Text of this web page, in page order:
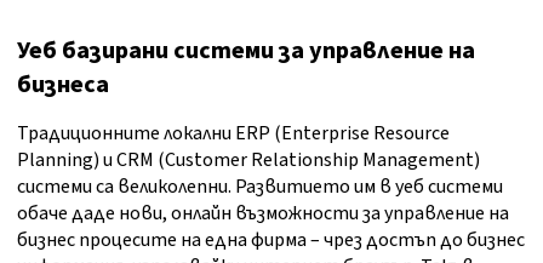
Уеб базирани системи за управление на
бизнеса
Традиционните локални ERP (Enterprise Resource
Planning) и CRM (Customer Relationship Management)
системи са великолепни. Развитието им в уеб системи
обаче даде нови, онлайн възможности за управление на
бизнес процесите на една фирма – чрез достъп до бизнес